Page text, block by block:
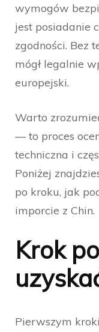
wymogów
jest posiadanie
zgodności. Bez
mógł legalnie
europejski.
Warto
— to proces
techniczna i
Poniżej
po kroku, jak
imporcie z Chin.
Krok
Pierwszym